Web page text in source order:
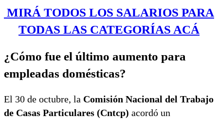
MIRÁ TODOS LOS SALARIOS PARA
TODAS LAS CATEGORÍAS ACÁ
¿Cómo fue el último aumento para
empleadas domésticas?
El 30 de octubre, la Comisión Nacional del Trabajo
de Casas Particulares (Cntcp) acordó un